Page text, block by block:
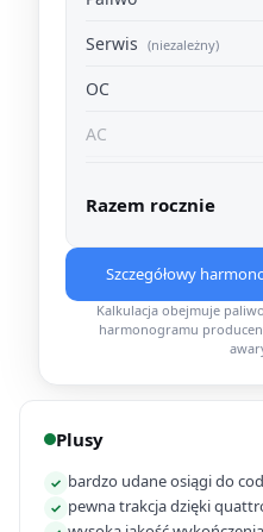
Serwis (niezależny)
OC
AC
Razem rocznie
Szczegółowy
Kalkulacja obejmuje
harmonogramu
Plusy
✓ bardzo udane osiągi do
✓ pewna trakcja dzięki